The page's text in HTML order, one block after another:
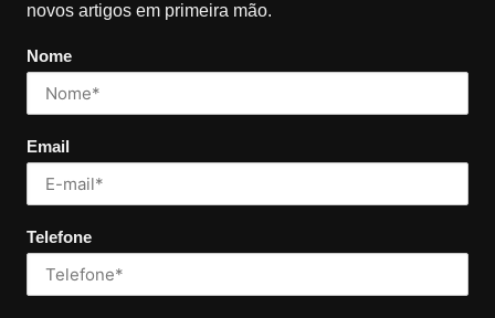
novos artigos em primeira mão.
Nome
Email
Telefone